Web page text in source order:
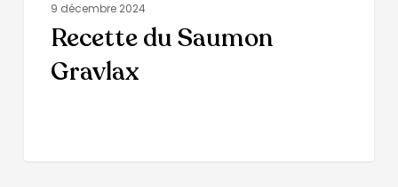
9 décembre 2024
Recette du Saumon
Gravlax